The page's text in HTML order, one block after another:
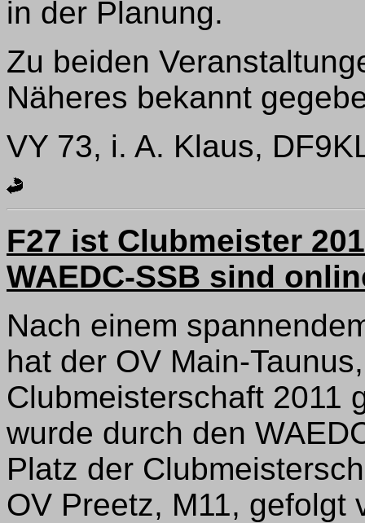
in der Planung.
Zu beiden
Näheres bekannt
VY 73, i. A. Klaus,
F27 ist Clubmeister
WAEDC-SSB sind
Nach einem
hat der OV Main-
Clubmeisterschaft 2011
wurde durch den
Platz der
OV Preetz, M11, gefolgt